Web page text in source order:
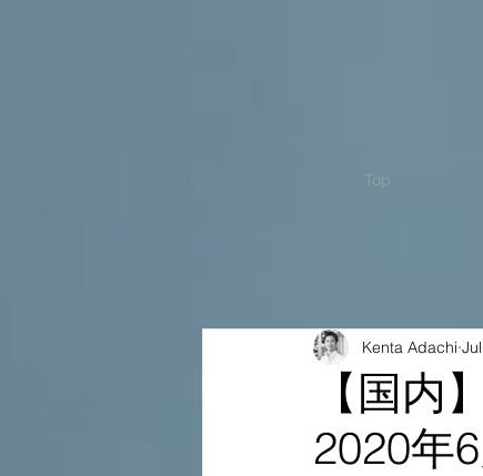
Top
【国内
2020年
Kenta Adachi